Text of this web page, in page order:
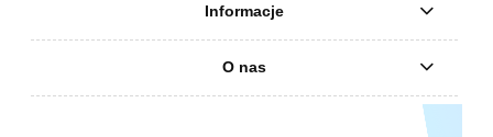
Informacje
O nas